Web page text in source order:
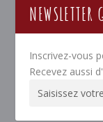
Inscrivez-vous
Recevez aussi